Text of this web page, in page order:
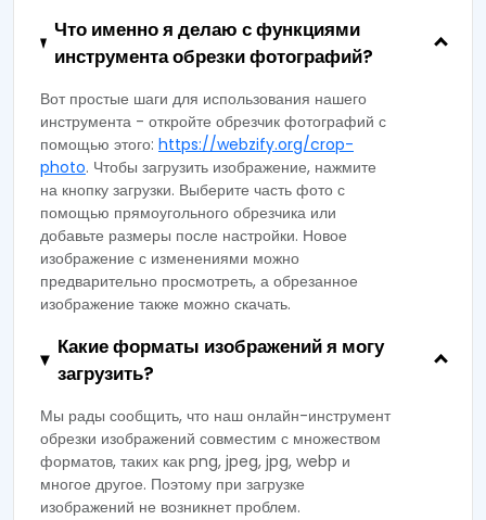
Что именно я делаю с функциями
инструмента обрезки фотографий?
Вот простые шаги для использования нашего
инструмента - откройте обрезчик фотографий с
помощью этого: https://webzify.org/crop-
photo. Чтобы загрузить изображение, нажмите
на кнопку загрузки. Выберите часть фото с
помощью прямоугольного обрезчика или
добавьте размеры после настройки. Новое
изображение с изменениями можно
предварительно просмотреть, а обрезанное
изображение также можно скачать.
Какие форматы изображений я могу
загрузить?
Мы рады сообщить, что наш онлайн-инструмент
обрезки изображений совместим с множеством
форматов, таких как png, jpeg, jpg, webp и
многое другое. Поэтому при загрузке
изображений не возникнет проблем.